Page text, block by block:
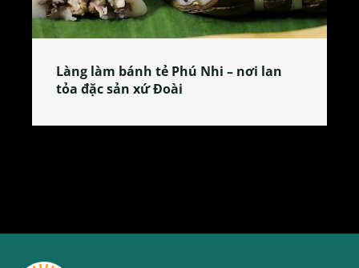
Làng làm bánh tẻ Phú Nhi – nơi lan
tỏa đặc sản xứ Đoài